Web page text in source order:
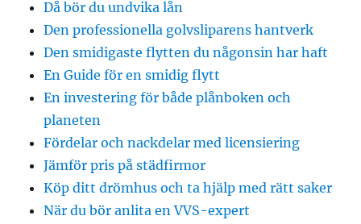
Då bör du undvika lån
Den professionella golvsliparens hantverk
Den smidigaste flytten du någonsin har haft
En Guide för en smidig flytt
En investering för både plånboken och
planeten
Fördelar och nackdelar med licensiering
Jämför pris på städfirmor
Köp ditt drömhus och ta hjälp med rätt saker
När du bör anlita en VVS-expert